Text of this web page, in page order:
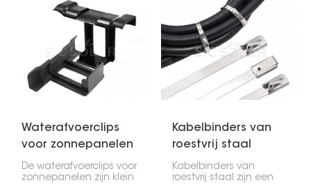
veilige en flexibele
installatie van
zonnepanelen. Dankzij
de verstelbare hoogte
en positionering zorgen
ze voor een stabiele
montage en passen ze
zich aan verschillende
dakconstructies aan.
bevestigen. Het biedt
een stabiele,
ruimtebesparende en
duurzame oplossing
voor zowel residentiële
als commerciële
fotovoltaïsche
systemen.
Waterafvoerclips
voor zonnepanelen
De waterafvoerclips voor
zonnepanelen zijn klein
Kabelbinders van
roestvrij staal
Kabelbinders van
roestvrij staal zijn een